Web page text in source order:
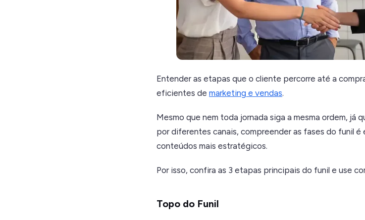
Entender as etapas que o cliente percorre até a
eficientes de marketing e vendas.
Mesmo que nem toda jornada siga a mesma ordem, já
por diferentes canais, compreender as fases do funil é
conteúdos mais estratégicos.
Por isso, confira as 3 etapas principais do funil e use
Topo do Funil